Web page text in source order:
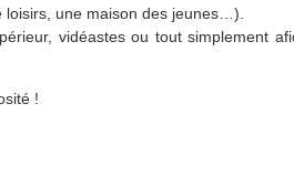
loisirs, une maison des jeunes…).
vidéastes ou tout simplement
!